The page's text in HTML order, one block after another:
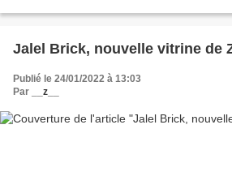
Jalel Brick, nouvelle vitrine de
Publié le 24/01/2022 à 13:03
Par
__z__